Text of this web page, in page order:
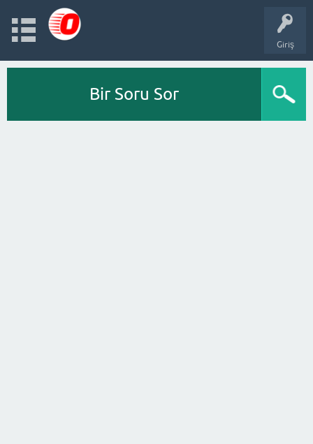
Giriş
Bir Soru Sor